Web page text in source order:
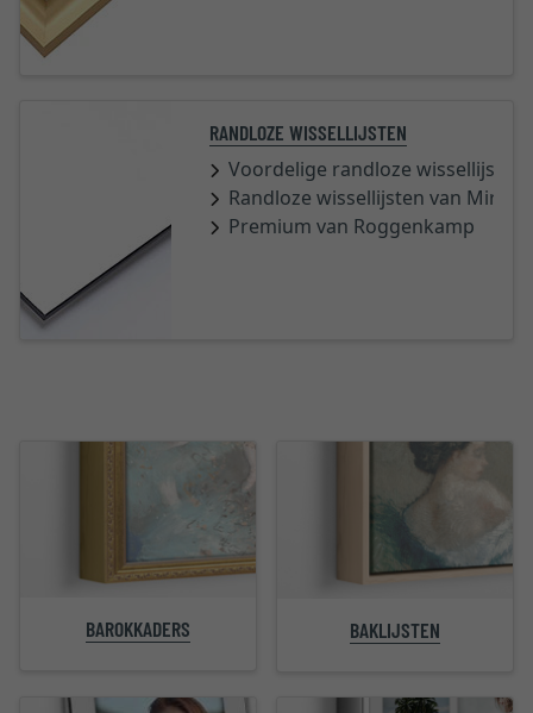
RANDLOZE WISSELLIJSTEN
Voordelige randloze wissellijsten
Randloze wissellijsten van Mira
Premium van Roggenkamp
BAROKKADERS BAKLIJSTEN